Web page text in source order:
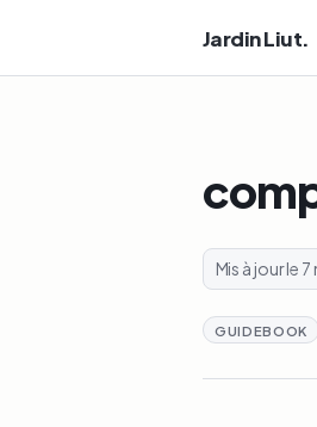
Jardin Liut.
Mis à jour le
GUIDEBOOK